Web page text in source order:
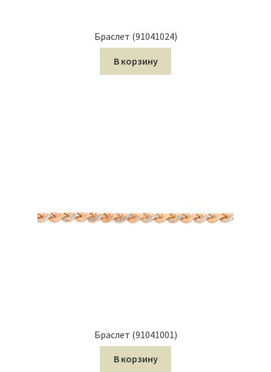
Браслет (91041024)
В корзину
Браслет (91041001)
В корзину